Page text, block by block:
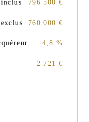
796 500 €
760 000 €
4,8 %
2 721 €